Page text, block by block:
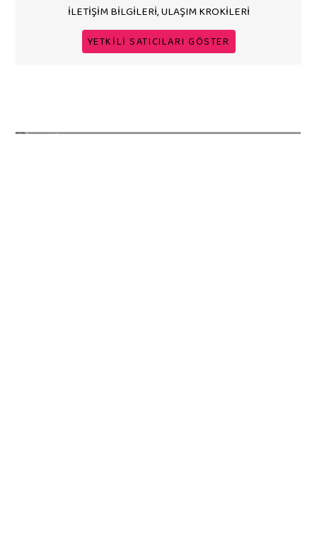
İLETİŞİM BİLGİLERİ, ULAŞIM KROKİLERİ
YETKİLİ SATICILARI GÖSTER
kavuştu.